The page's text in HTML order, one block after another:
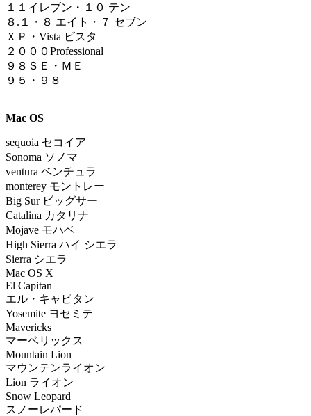
１
１イレブン ・ １０ テン
８.１
・ ８ エイト・７ セブン
ＸＰ・Vista ビスタ
２０００Professional
９８ＳＥ・ＭＥ
９５・９８
Mac OS
sequoia セコイア
Sonoma ソノマ
ventura ベンチュラ
monterey モントレー
Big Sur ビッグサー
Catalina カタリナ
Mojave モハベ
High Sierra ハイ シエラ
Sierra シエラ
Mac OS X
El Capitan
エル・キャピタン
Yosemite ヨセミテ
Mavericks
マーベリックス
Mountain Lion
マウンテンライオン
Lion ライオン
Snow Leopard
スノーレパード